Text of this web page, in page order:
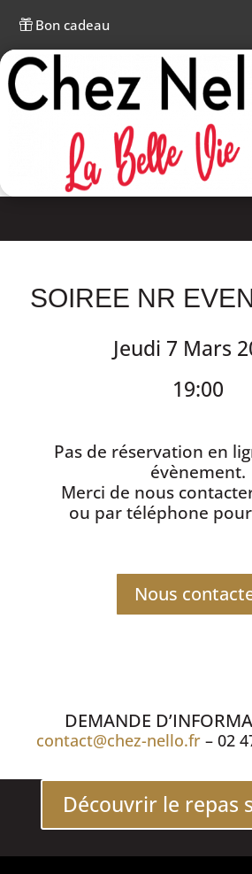
Bon cadeau
SOIREE NR
Jeudi 7 Mars
19:00
Pas de réservation en
évènement.
Merci de nous
ou par téléphone
Nous
DEMANDE
contact@chez-nello.fr – 02
Découvrir le repas